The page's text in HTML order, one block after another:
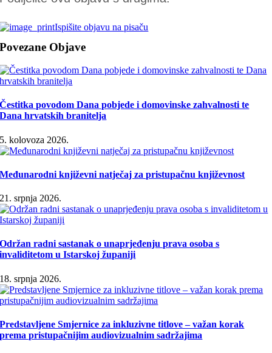
Ispišite objavu na pisaču
Povezane Objave
Čestitka povodom Dana pobjede i domovinske zahvalnosti te
Dana hrvatskih branitelja
5. kolovoza 2026.
Međunarodni književni natječaj za pristupačnu književnost
21. srpnja 2026.
Održan radni sastanak o unaprjeđenju prava osoba s
invaliditetom u Istarskoj županiji
18. srpnja 2026.
Predstavljene Smjernice za inkluzivne titlove – važan korak
prema pristupačnijim audiovizualnim sadržajima